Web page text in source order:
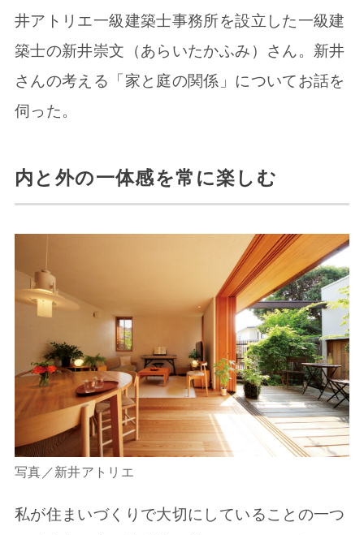
井アトリエ一級建築士事務所を設立した一級建
築士の新井崇文（あらいたかふみ）さん。新井
さんの考える「家と庭の関係」についてお話を
伺った。
内と外の一体感を常に楽しむ
写真／新井アトリエ
私が住まいづくりで大切にしていることの一つ